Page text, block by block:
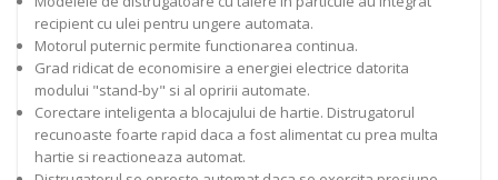
recipient cu ulei pentru ungere automata.
Motorul puternic permite functionarea continua.
Grad ridicat de economisire a energiei electrice datorita
modului "stand-by" si al opririi automate.
Corectare inteligenta a blocajului de hartie. Distrugatorul
recunoaste foarte rapid daca a fost alimentat cu prea multa
hartie si reactioneaza automat.